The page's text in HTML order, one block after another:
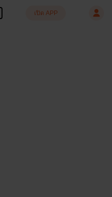
เปิด APP